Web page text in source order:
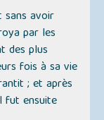
sans avoir
par les
des plus
fois à sa vie
; et après
fut ensuite